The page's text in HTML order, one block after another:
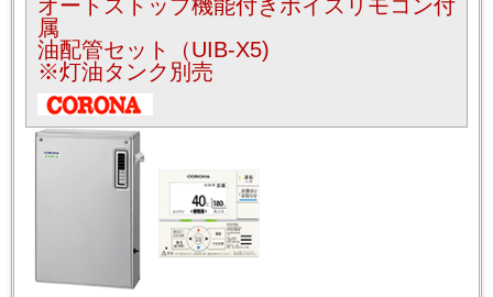
オートストップ機能付きボイスリモコン付
属
油配管セット（UIB-X5)
※灯油タンク別売